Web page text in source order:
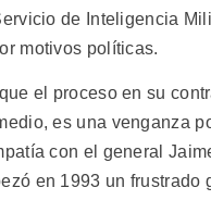
de Inteligencia
motivos políticas.
el proceso en su
es una venganza
con el general
en 1993 un frustrado